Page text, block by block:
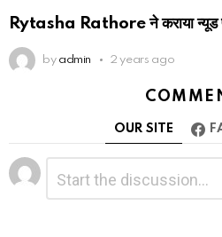
Rytasha Rathore ने कराया न्यूड
by admin 2 years ago
OUR SITE
Leave
a
Reply